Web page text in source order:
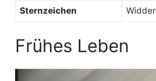
Sternzeichen Widder
Frühes Leben